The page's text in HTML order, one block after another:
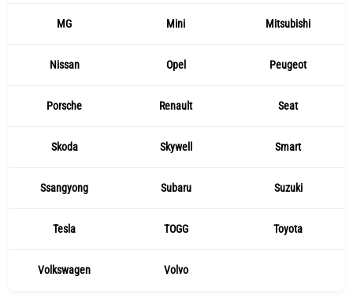
MG Mini Mitsubishi
Nissan Opel Peugeot
Porsche Renault Seat
Skoda Skywell Smart
Ssangyong Subaru Suzuki
Tesla TOGG Toyota
Volkswagen Volvo